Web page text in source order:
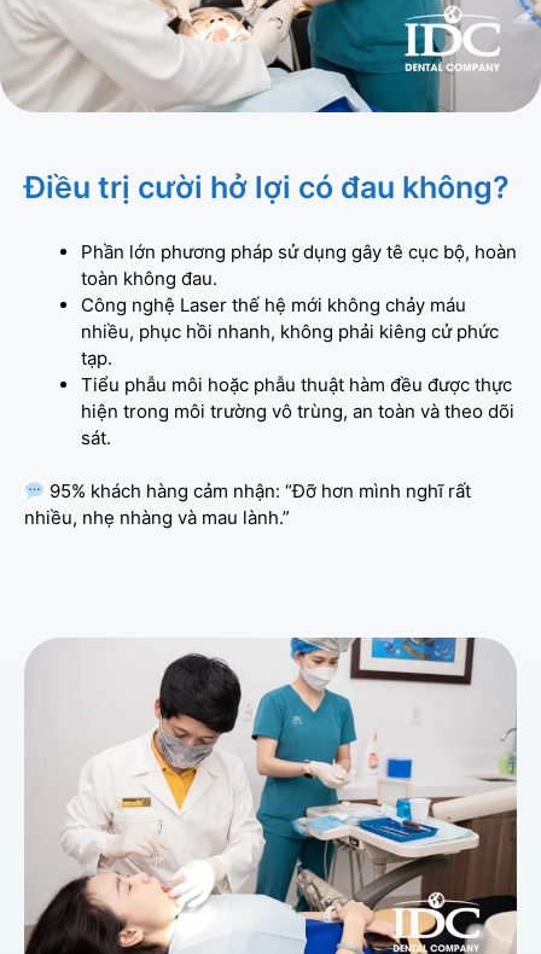
Điều trị cười hở lợi có đau không?
Phần lớn phương pháp sử dụng gây tê cục bộ, hoàn
toàn không đau.
Công nghệ Laser thế hệ mới không chảy máu
nhiều, phục hồi nhanh, không phải kiêng cử phức
tạp.
Tiểu phẫu môi hoặc phẫu thuật hàm đều được thực
hiện trong môi trường vô trùng, an toàn và theo dõi
sát.
95% khách hàng cảm nhận: “Đỡ hơn mình nghĩ rất
nhiều, nhẹ nhàng và mau lành.”